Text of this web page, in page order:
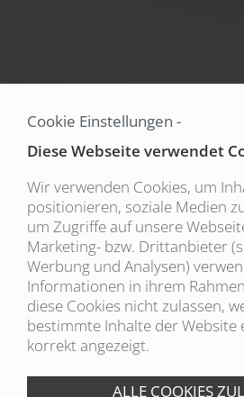
Cookie Einstellungen -
Diese Webseite verwendet
Wir verwenden Cookies, um
positionieren, soziale Medien
um Zugriffe auf unsere
Marketing- bzw. Drittanbieter
Werbung und Analysen)
Informationen in ihrem
diese Cookies nicht zulassen,
bestimmte Inhalte der Website
korrekt angezeigt.